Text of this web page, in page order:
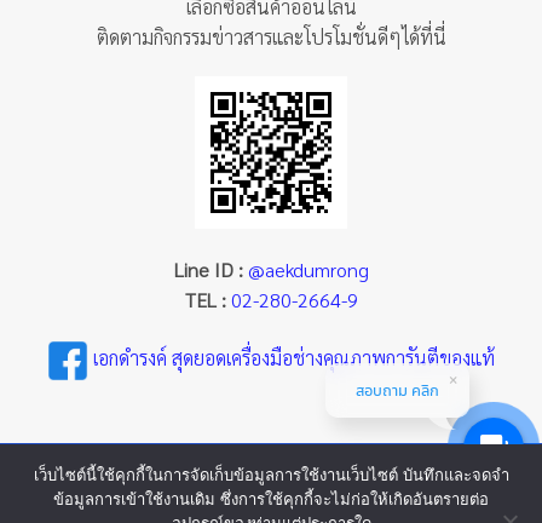
เลือกซื้อสินค้าออนไลน์
ติดตามกิจกรรมข่าวสารและโปรโมชั่นดีๆได้ที่นี่
Line ID : @aekdumrong
TEL : 02-280-2664-9
เอกดำรงค์ สุดยอดเครื่องมือช่างคุณภาพการันตีของแท้
เว็บไซต์นี้ใช้คุกกี้ในการจัดเก็บข้อมูลการใช้งานเว็บไซต์ บันทึกและจดจำ
ข้อมูลการเข้าใช้งานเดิม ซึ่งการใช้คุกกี้จะไม่ก่อให้เกิดอันตรายต่อ
สอบถาม คลิก